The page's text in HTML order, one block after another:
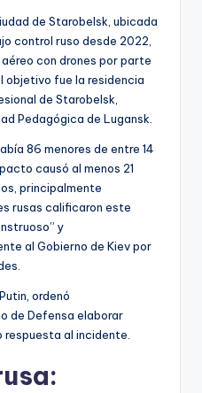
de Starobelsk, ubicada
control ruso desde 2022,
con drones por parte
objetivo fue la residencia
de Starobelsk,
Pedagógica de Lugansk.
86 menores de entre 14
causó al menos 21
principalmente
rusas calificaron este
y
al Gobierno de Kiev por
ordenó
de Defensa elaborar
al incidente.